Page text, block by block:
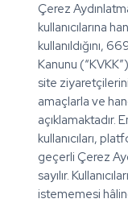
Çerez
kullanıcılarına
kullanıldığını,
Kanunu
site
amaçlarla ve
kullanıcıları,
geçerli Çerez
sayılır.
istememesi